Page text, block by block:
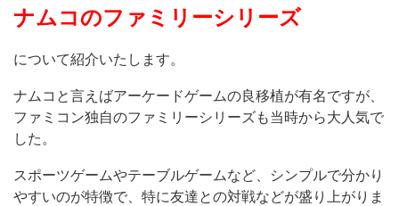
ナムコのファミリーシリーズ
について紹介いたします。
ナムコと言えばアーケードゲームの良移植が有名ですが、
ファミコン独自のファミリーシリーズも当時から大人気で
した。
スポーツゲームやテーブルゲームなど、シンプルで分かり
やすいのが特徴で、特に友達との対戦などが盛り上がりま